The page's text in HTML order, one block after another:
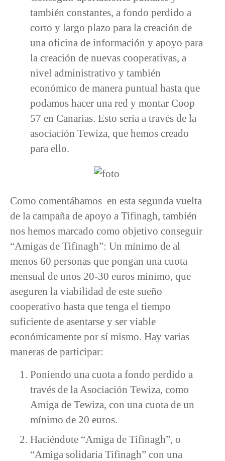
también constantes, a fondo perdido a
corto y largo plazo para la creación de
una oficina de información y apoyo para
la creación de nuevas cooperativas, a
nivel administrativo y también
económico de manera puntual hasta que
podamos hacer una red y montar Coop
57 en Canarias. Esto sería a través de la
asociación Tewiza, que hemos creado
para ello.
Como comentábamos en esta segunda vuelta
de la campaña de apoyo a Tifinagh, también
nos hemos marcado como objetivo conseguir
“Amigas de Tifinagh”: Un mínimo de al
menos 60 personas que pongan una cuota
mensual de unos 20-30 euros mínimo, que
aseguren la viabilidad de este sueño
cooperativo hasta que tenga el tiempo
suficiente de asentarse y ser viable
económicamente por sí mismo. Hay varias
maneras de participar:
Poniendo una cuota a fondo perdido a
través de la Asociación Tewiza, como
Amiga de Tewiza, con una cuota de un
mínimo de 20 euros.
Haciéndote “Amiga de Tifinagh”, o
“Amiga solidaria Tifinagh” con una